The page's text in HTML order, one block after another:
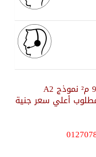
للإيجار مفروشة بالرحاب شقة 90 م² نموذج A2